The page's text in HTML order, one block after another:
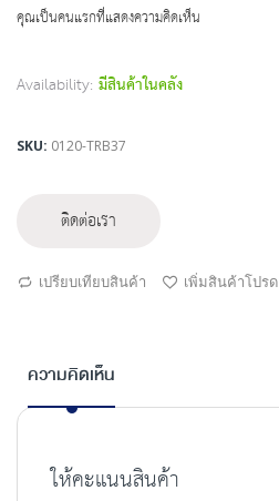
คุณเป็นคนแรกที่แสดงความคิดเห็น
Availability: มีสินค้าในคลัง
SKU 0120-TRB37
ติดต่อเรา
เปรียบเทียบสินค้า เพิ่มสินค้าโปรด
ความคิดเห็น
ให้คะแนนสินค้า